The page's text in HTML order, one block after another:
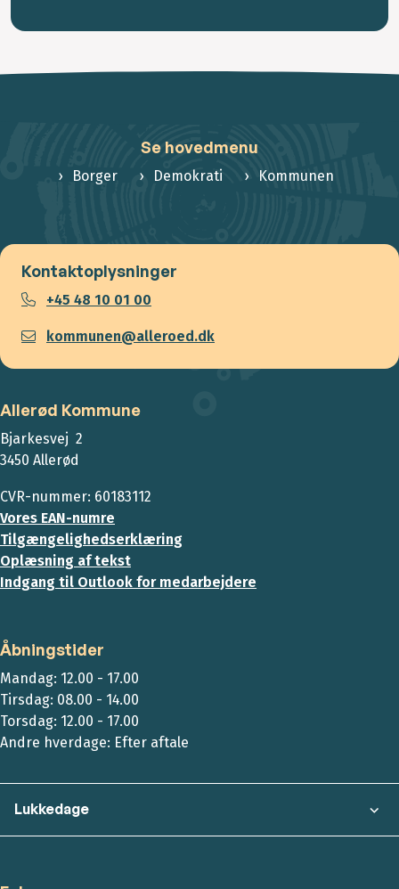
Se hovedmenu
Borger Demokrati Kommunen
Kontaktoplysninger
+45 48 10 01 00
kommunen@alleroed.dk
Allerød Kommune
Bjarkesvej 2
3450 Allerød
CVR-nummer: 60183112
Vores EAN-numre
Tilgængelighedserklæring
Oplæsning af tekst
Indgang til Outlook for medarbejdere
Åbningstider
Mandag: 12.00 - 17.00
Tirsdag: 08.00 - 14.00
Torsdag: 12.00 - 17.00
Andre hverdage: Efter aftale
Lukkedage